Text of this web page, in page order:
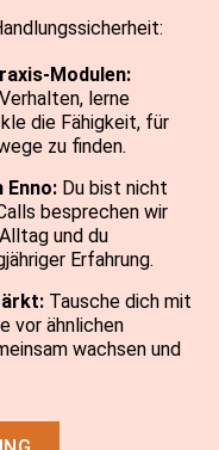
Modulen:
lerne
die Fähigkeit, für
zu finden.
Enno: Du bist nicht
besprechen wir
und du
Erfahrung.
Tausche dich mit
vor ähnlichen
wachsen und